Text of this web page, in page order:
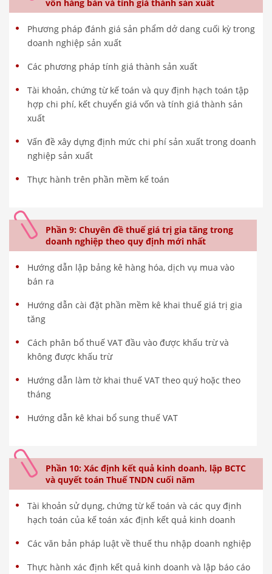
vốn hàng bán và tính giá thành sản xuất
Phương pháp đánh giá sản phẩm dở dang cuối kỳ trong
doanh nghiệp sản xuất
Các phương pháp tính giá thành sản xuất
Tài khoản, chứng từ kế toán và quy định hạch toán tập
hợp chi phí, kết chuyển giá vốn và tính giá thành sản
xuất
Vấn đề xây dựng định mức chi phí sản xuất trong doanh
nghiệp sản xuất
Thực hành trên phần mềm kế toán
Phần 9: Chuyên đề thuế giá trị gia tăng trong
doanh nghiệp theo quy định mới nhất
Hướng dẫn lập bảng kê hàng hóa, dịch vụ mua vào
bán ra
Hướng dẫn cài đặt phần mềm kê khai thuế giá trị gia
tăng
Cách phân bổ thuế VAT đầu vào được khấu trừ và
không được khấu trừ
Hướng dẫn làm tờ khai thuế VAT theo quý hoặc theo
tháng
Hướng dẫn kê khai bổ sung thuế VAT
Phần 10: Xác định kết quả kinh doanh, lập BCTC
và quyết toán Thuế TNDN cuối năm
Tài khoản sử dụng, chứng từ kế toán và các quy định
hạch toán của kế toán xác định kết quả kinh doanh
Các văn bản pháp luật về thuế thu nhập doanh nghiệp
Thực hành xác định kết quả kinh doanh và lập báo cáo